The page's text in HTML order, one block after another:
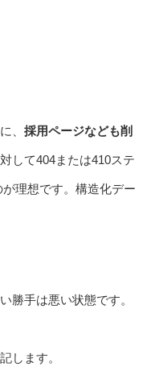
、 採用ページなども削
して404または410ステ
理想です。構造化デー
勝手は悪い状態です。
します。